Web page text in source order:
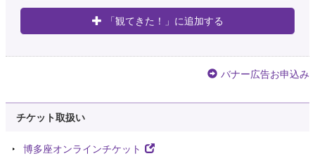
「観てきた！」に追加する
バナー広告お申込み
チケット取扱い
博多座オンラインチケット